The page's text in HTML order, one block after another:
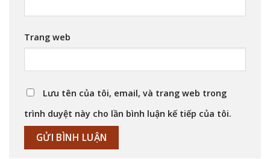
Trang web
Lưu tên của tôi, email, và trang web trong
trình duyệt này cho lần bình luận kế tiếp của tôi.